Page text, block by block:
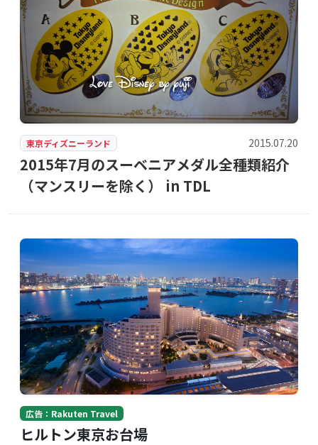
東京ディズニーランド 2015.07.20
2015年7月のスーベニアメダル全種類紹介
（マンスリーを除く） in TDL
広告：Rakuten Travel
ヒルトン東京お台場